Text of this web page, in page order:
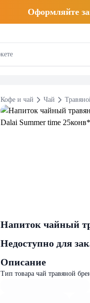
Оформляйте
Кофе и чай Чай
Напиток чайный
Недоступно для
Описание
Тип товара чай травяной